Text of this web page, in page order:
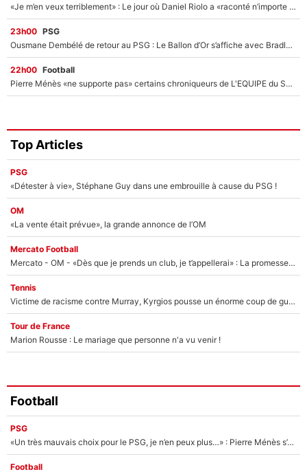
«Je m’en veux terriblement» : Le jour où Daniel Riolo a «raconté n’importe quoi» dans l'After Foot !
23h00 PSG
Ousmane Dembélé de retour au PSG : Le Ballon d’Or s’affiche avec Bradley Barcola en plein cœur du feuilleton sur son départ !
22h00 Football
Pierre Ménès «ne supporte pas» certains chroniqueurs de L'EQUIPE du Soir : Ils vont tous partir !
Top Articles
PSG
«Détester à vie», Stéphane Guy dans une embrouille à cause du PSG !
OM
«La vente était prévue», la grande annonce de l’OM
Mercato Football
Mercato - OM - «Dès que je prends un club, je t’appellerai» : La promesse de Marcelino au moment de claquer la porte
Tennis
Victime de racisme contre Murray, Kyrgios pousse un énorme coup de gueule !
Tour de France
Marion Rousse : Le mariage que personne n'a vu venir !
Football
PSG
«Un très mauvais choix pour le PSG, je n’en peux plus…» : Pierre Ménès s’est complètement trompé avec Luis Enrique et ces déclarations le prouvent !
Football